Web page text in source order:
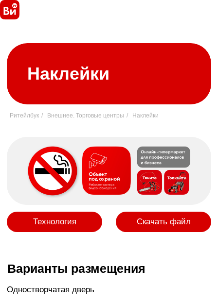
Ритейлбук / Внешнее. Торговые центры / Наклейки
Технология Скачать файл
Варианты размещения